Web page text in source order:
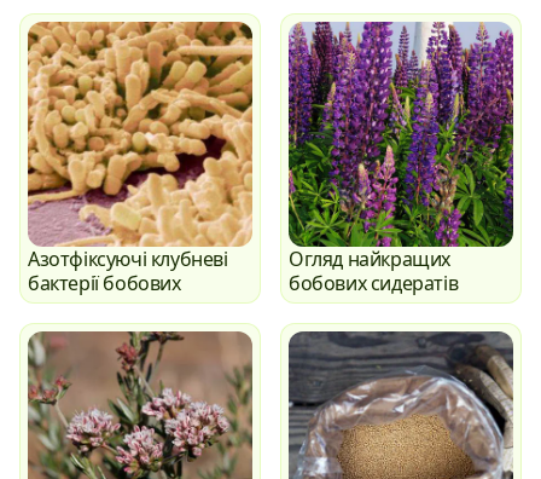
Азотфіксуючі клубневі
бактерії бобових
Огляд найкращих
бобових сидератів